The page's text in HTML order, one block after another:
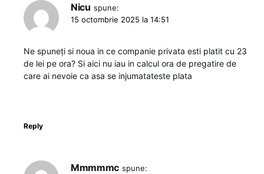
Nicu spune:
15 octombrie 2025 la 14:51
Ne spuneți si noua in ce companie privata esti platit cu 23
de lei pe ora? Si aici nu iau in calcul ora de pregatire de
care ai nevoie ca asa se injumatateste plata
Reply
Mmmmmc spune: